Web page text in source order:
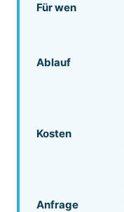
Für wen
Ablauf
Kosten
Anfrage